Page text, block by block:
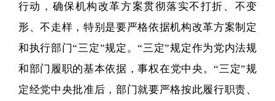
行动，确保机构改革方案贯彻落实不打折、不变
形、不走样，特别是要严格依据机构改革方案制定
和执行部门“三定”规定。“三定”规定作为党内法规
和部门履职的基本依据，事权在党中央。“三定”规
定经党中央批准后，部门就要严格按此履行职责、